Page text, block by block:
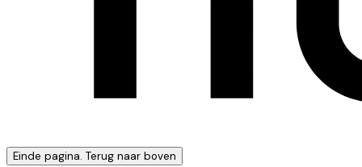
Einde pagina. Terug naar boven